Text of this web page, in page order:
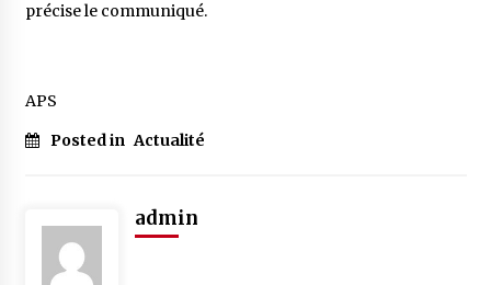
précise le communiqué.
APS
Posted in Actualité
admin